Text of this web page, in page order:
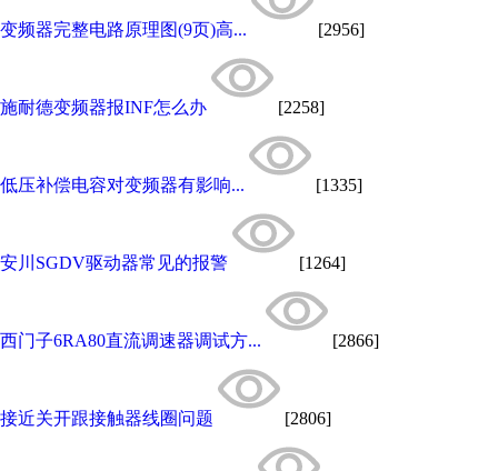
变频器完整电路原理图(9页)高... [2956]
施耐德变频器报INF怎么办 [2258]
低压补偿电容对变频器有影响... [1335]
安川SGDV驱动器常见的报警 [1264]
西门子6RA80直流调速器调试方... [2866]
接近关开跟接触器线圈问题 [2806]